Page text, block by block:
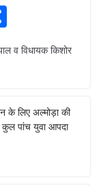
ar
व विधायक किशोर
के लिए अल्मोड़ा की
कुल पांच युवा आपदा